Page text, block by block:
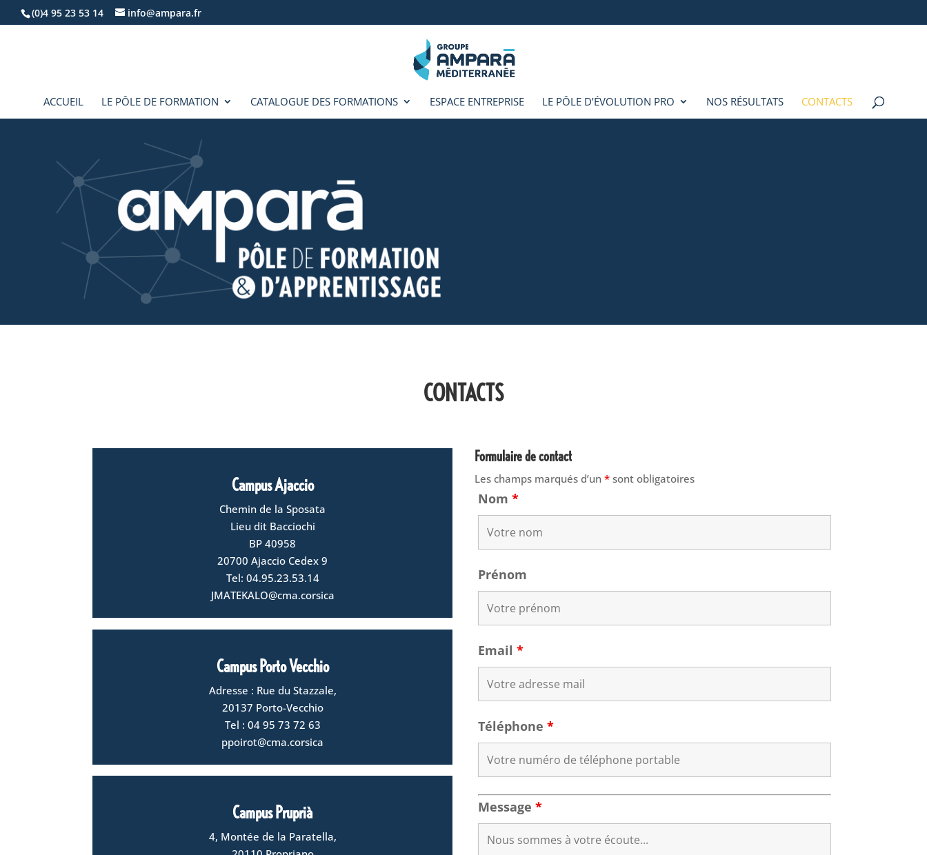
(0)4 95 23 53 14 info@ampara.fr
ACCUEIL LE PÔLE DE FORMATION CATALOGUE DES FORMATIONS ESPACE ENTREPRISE LE PÔLE D’ÉVOLUTION PRO NOS RÉSULTATS CONTACTS
CONTACTS
Campus Ajaccio
Chemin de la Sposata
Lieu dit Bacciochi
BP 40958
20700 Ajaccio Cedex 9
Tel: 04.95.23.53.14
JMATEKALO@cma.corsica
Campus Porto Vecchio
Adresse : Rue du Stazzale,
20137 Porto-Vecchio
Tel : 04 95 73 72 63
ppoirot@cma.corsica
Campus Pruprià
4, Montée de la Paratella,
Formulaire de contact
Les champs marqués d’un* sont obligatoires
Nom*
Prénom
Email*
Téléphone*
Message*